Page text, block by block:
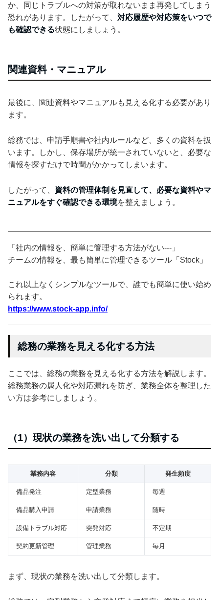
か、同じトラブルへの対策が取れないまま再発してしまう
恐れがあります。したがって、 対応履歴や対応策をいつで
も確認できる状態にしましょう。
関連資料・マニュアル
最後に、関連資料やマニュアルも見える化する必要があり
ます。
総務では、申請手順書や社内ルールなど、多くの資料を扱
います。しかし、保存場所が統一されていないと、必要な
情報を探すだけで時間がかかってしまいます。
したがって、 資料の管理体制を見直して、必要な資料やマ
ニュアルをすぐ確認できる環境を整えましょう。
「社内の情報を、簡単に管理する方法がない---」
チームの情報を、最も簡単に管理できるツール「Stock」
これ以上なくシンプルなツールで、誰でも簡単に使い始め
られます。
https://www.stock-app.info/
総務の業務を見える化する方法
ここでは、総務の業務を見える化する方法を解説します。
総務業務の属人化や対応漏れを防ぎ、業務全体を整理した
い方は参考にしましょう。
（1）現状の業務を洗い出して分類する
業務内容 分類 発生頻度
備品発注 定型業務 毎週
備品購入申請 申請業務 随時
設備トラブル対応 突発対応 不定期
契約更新管理 管理業務 毎月
まず、現状の業務を洗い出して分類します。